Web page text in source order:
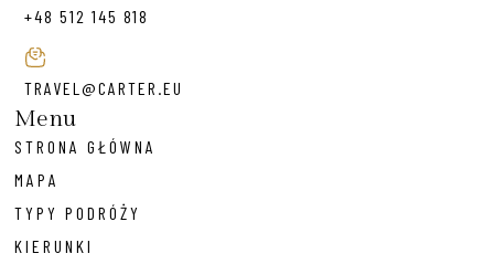
+48 512 145 818
TRAVEL@CARTER.EU
Menu
STRONA GŁÓWNA
MAPA
TYPY PODRÓŻY
KIERUNKI